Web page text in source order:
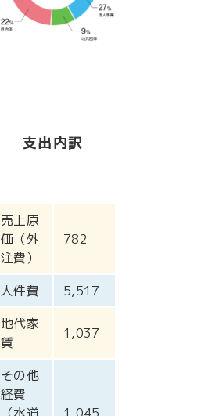
支出内訳
売上原
価（外
注費）
782
人件費
5,517
地代家
賃
1,037
その他
経費